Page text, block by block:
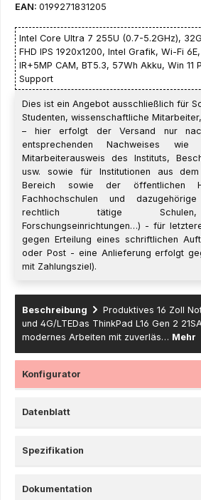
EAN: 0199271831205
Intel Core Ultra 7 255U (0.7-5.2GHz),
FHD IPS 1920x1200, Intel Grafik, Wi-Fi
IR+5MP CAM, BT5.3, 57Wh Akku, Win 11
Support
Dies ist ein Angebot ausschließlich für
Studenten, wissenschaftliche
– hier erfolgt der Versand nur
entsprechenden Nachweises wie
Mitarbeiterausweis des Instituts,
usw. sowie für Institutionen aus
Bereich sowie der öffentlichen
Fachhochschulen und
rechtlich tätige Schulen,
Forschungseinrichtungen…) - für
gegen Erteilung eines schriftlichen
oder Post - eine Anlieferung erfolgt
mit Zahlungsziel).
Beschreibung
Produktives 16 Zoll
und 4G/LTEDas ThinkPad L16 Gen 2
modernes Arbeiten mit zuverläs… Mehr
Konfigurator
Datenblatt
Spezifikation
Dokumentation